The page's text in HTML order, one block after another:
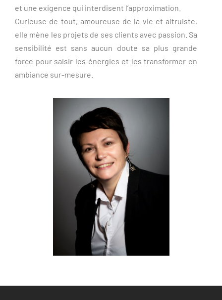
et une exigence qui interdisent l’approximation.
Curieuse de tout, amoureuse de la vie et altruiste,
elle mène les projets de ses clients avec passion. Sa
sensibilité est sans aucun doute sa plus grande
force pour saisir les énergies et les transformer en
ambiance sur-mesure.